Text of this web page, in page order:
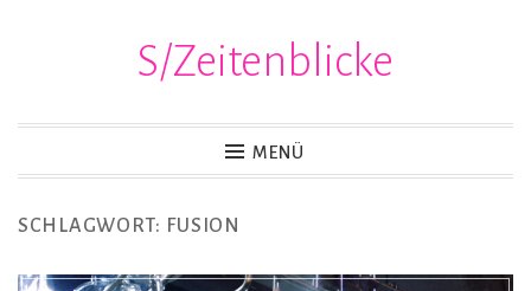
S/Zeitenblicke
MENÜ
SCHLAGWORT: FUSION